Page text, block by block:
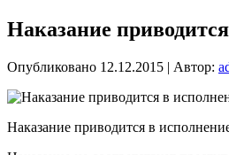
Наказание
Опубликовано 12.12.2015 | Автор:
Наказание приводится в